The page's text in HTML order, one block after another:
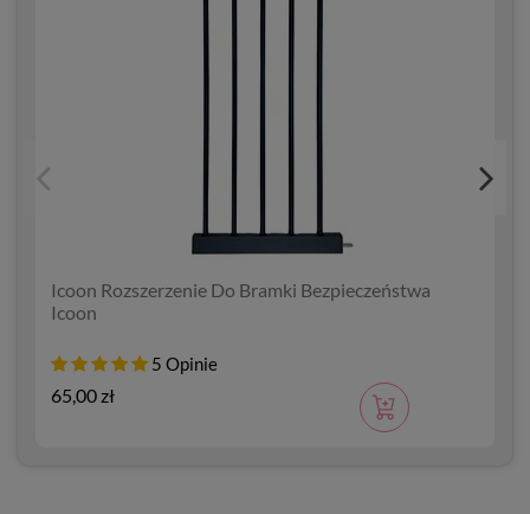
Icoon Rozszerzenie Do Bramki Bezpieczeństwa
Icoon
5 Opinie
65,00 zł